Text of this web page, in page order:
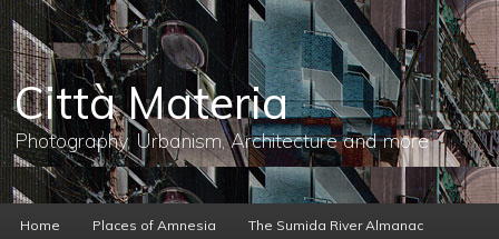
メ
イ
ン
コ
ン
テ
ン
へ
移
動
サ
ブ
コ
ン
テ
ン
ツ
移
動
Città Materia
Photography, Urbanism, Architecture and more
Home Places of Amnesia The Sumida River Almanac